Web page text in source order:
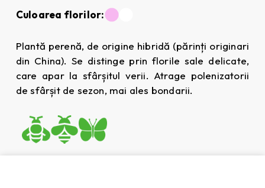
Culoarea florilor:
Plantă perenă, de origine hibridă (părinți originari
din China). Se distinge prin florile sale delicate,
care apar la sfârșitul verii. Atrage polenizatorii
de sfârșit de sezon, mai ales bondarii.